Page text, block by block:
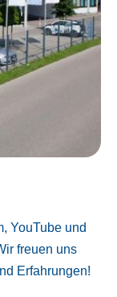
YouTube und
freuen uns
Erfahrungen!